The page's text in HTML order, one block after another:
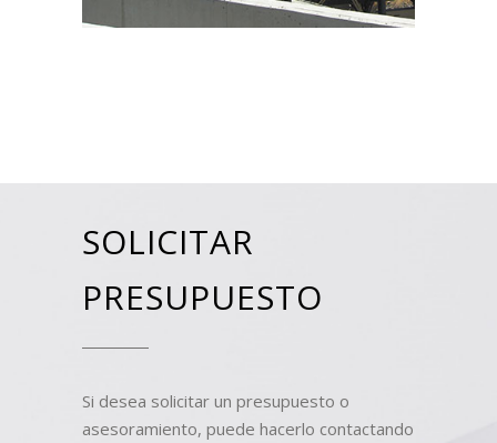
SOLICITAR
PRESUPUESTO
Si desea solicitar un presupuesto o
asesoramiento, puede hacerlo contactando